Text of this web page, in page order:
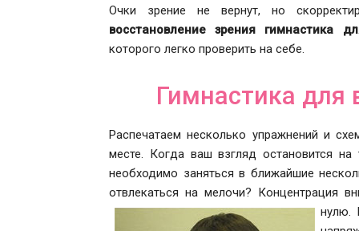
Очки зрение не вернут, но
восстановление зрения гимнастика
которого легко проверить на себе.
Гимнастика для
Распечатаем несколько упражнений и
месте. Когда ваш взгляд остановится
необходимо заняться в ближайшие
отвлекаться на мелочи? Концентрация
нулю.